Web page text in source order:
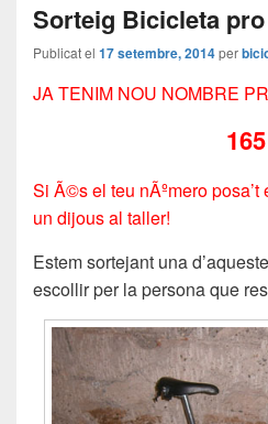
Sorteig Bicicleta
Publicat el 17 setembre, 2014per
JA TENIM NOU NOMBRE
165
Si Ã©s el teu nÃºmero posa’t
un dijous al taller!
Estem sortejant una
escollir per la persona que